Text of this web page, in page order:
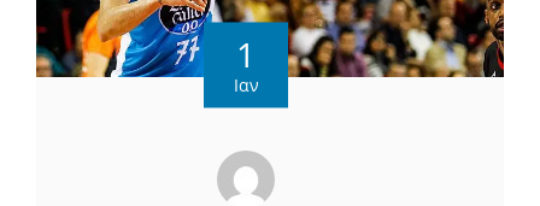
1
Ιαν